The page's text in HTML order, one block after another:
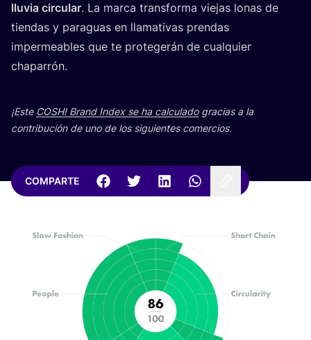
llu­via cir­cu­lar. La mar­ca trans­for­ma vie­jas lonas de
tien­das y para­guas en lla­ma­ti­vas pren­das
impermea­bles que te pro­te­ge­rán de cual­quier
chaparrón.
¡Este COSH! Brand Index se ha cal­cu­la­dogra­cias a la
con­tri­bu­ción de uno de los siguien­tes comercios.
COMPARTE